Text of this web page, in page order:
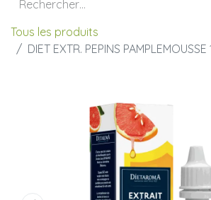
Tous les produits
DIET EXTR. PEPINS